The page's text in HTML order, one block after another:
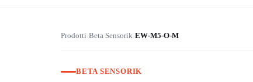
Prodotti›Beta Sensorik›EW-M5-O-M
BETA SENSORIK